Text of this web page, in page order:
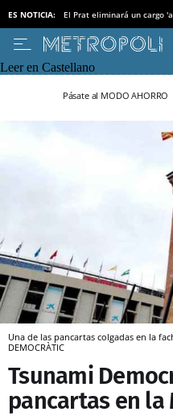
ES NOTICIA: El Prat eliminará un cargo
Leer en Castellano
Pásate al MODO AHORRO
Una de las pancartas colgadas en la
DEMOCRÀTIC
Tsunami
pancartas en